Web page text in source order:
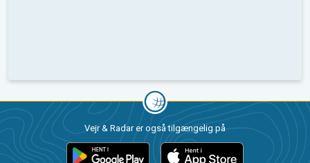
Vejr & Radar er også tilgængelig på